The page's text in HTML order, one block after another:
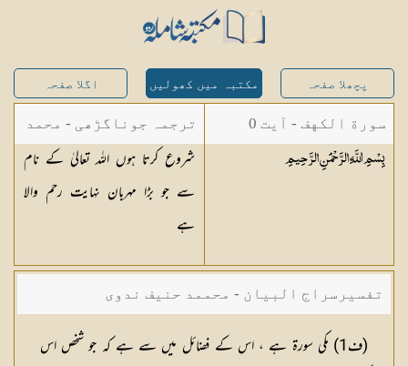
پچھلا صفحہ مکتبہ میں کھولیں اگلا صفحہ
سورة الكهف - آیت 0
بِسْمِ اللَّهِ الرَّحْمَٰنِالرَّحِيمِ
ترجمہ جوناگڑھی - محمد
جونا گڑھی
شروع کرتا ہوں اللہ تعالیٰ کے نام
سے جو بڑا مہربان نہایت رحم والا
ہے
تفسیرسراج البیان - محممد حنیف ندوی
(ف1 ) مکی سورۃ ہے ، اس کے فضائل میں سے ہے کہ جو شخص اس